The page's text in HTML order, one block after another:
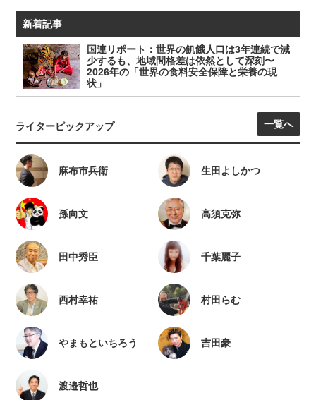
新着記事
国連リポート：世界の飢餓人口は3年連続で減
少するも、地域間格差は依然として深刻〜
2026年の「世界の食料安全保障と栄養の現
状」
ライターピックアップ 一覧へ
麻布市兵衛 生田よしかつ
孫向文 高須克弥
田中秀臣 千葉麗子
西村幸祐 村田らむ
やまもといちろう 吉田豪
渡邉哲也